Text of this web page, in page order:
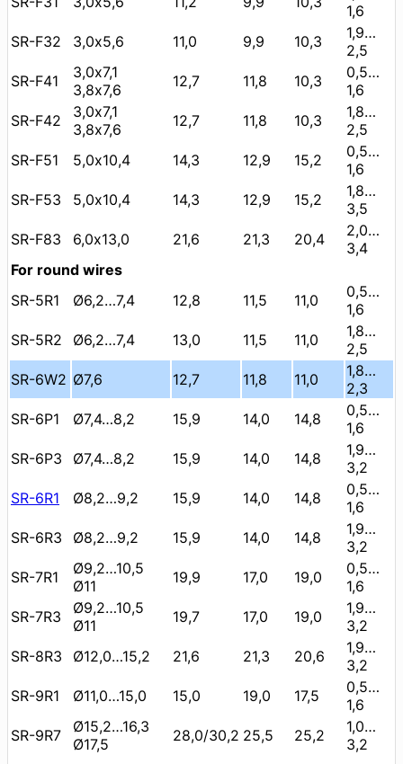
1,6
SR-F32
3,0х5,6 11,0 9,9 10,3
1,9…
2,5
SR-F41
3,0х7,1
3,8х7,6
12,7 11,8 10,3
0,5…
1,6
SR-F42
3,0х7,1
3,8х7,6
12,7 11,8 10,3
1,8…
2,5
SR-F51
5,0х10,4 14,3 12,9 15,2
0,5…
1,6
SR-F53
5,0х10,4 14,3 12,9 15,2
1,8…
3,5
SR-F83
6,0х13,0 21,6 21,3 20,4
2,0…
3,4
For round wires
SR-5R1
Ø6,2…7,4 12,8 11,5 11,0
0,5…
1,6
SR-5R2
Ø6,2…7,4 13,0 11,5 11,0
1,8…
2,5
SR-6W2 Ø7,6 12,7 11,8 11,0
1,8…
2,3
SR-6P1
Ø7,4…8,2 15,9 14,0 14,8
0,5…
1,6
SR-6P3
Ø7,4…8,2 15,9 14,0 14,8
1,9…
3,2
SR-6R1
Ø8,2…9,2 15,9 14,0 14,8
0,5…
1,6
SR-6R3
Ø8,2…9,2 15,9 14,0 14,8
1,9…
3,2
SR-7R1
Ø9,2…10,5
Ø11
19,9 17,0 19,0
0,5…
1,6
SR-7R3
Ø9,2…10,5
Ø11
19,7 17,0 19,0
1,9…
3,2
SR-8R3
Ø12,0…15,2 21,6 21,3 20,6
1,9…
3,2
SR-9R1
Ø11,0…15,0 15,0 19,0 17,5
0,5…
1,6
SR-9R7
Ø15,2…16,3
Ø17,5
28,0/30,2 25,5 25,2
1,0…
3,2